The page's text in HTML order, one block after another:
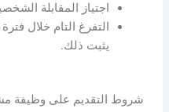
اجتياز المقابلة
التفرغ التام خلال
يثبت ذلك.
شروط التقديم على وظيفة